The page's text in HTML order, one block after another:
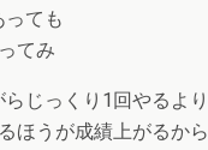
ても
てみ
じっくり1回やるより
ほうが成績上がるから